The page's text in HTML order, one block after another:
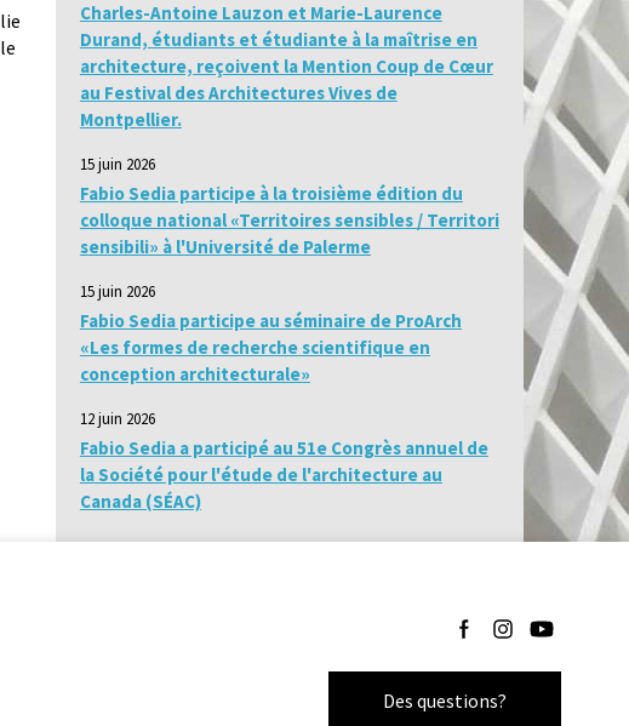
Charles-Antoine Lauzon et Marie-Laurence
Durand, étudiants et étudiante à la maîtrise en
architecture, reçoivent la Mention Coup de Cœur
au Festival des Architectures Vives de
Montpellier.
15 juin 2026
Fabio Sedia participe à la troisième édition du
colloque national «Territoires sensibles / Territori
sensibili» à l'Université de Palerme
15 juin 2026
Fabio Sedia participe au séminaire de ProArch
«Les formes de recherche scientifique en
conception architecturale»
12 juin 2026
Fabio Sedia a participé au 51e Congrès annuel de
la Société pour l'étude de l'architecture au
Canada (SÉAC)
Suivez-nous sur
Suivez-nous sur
Suivez-nous
Des questions?